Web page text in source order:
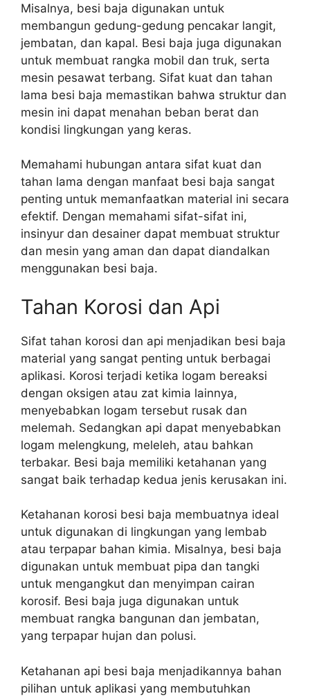
Misalnya, besi baja digunakan untuk
membangun gedung-gedung pencakar langit,
jembatan, dan kapal. Besi baja juga digunakan
untuk membuat rangka mobil dan truk, serta
mesin pesawat terbang. Sifat kuat dan tahan
lama besi baja memastikan bahwa struktur dan
mesin ini dapat menahan beban berat dan
kondisi lingkungan yang keras.
Memahami hubungan antara sifat kuat dan
tahan lama dengan manfaat besi baja sangat
penting untuk memanfaatkan material ini secara
efektif. Dengan memahami sifat-sifat ini,
insinyur dan desainer dapat membuat struktur
dan mesin yang aman dan dapat diandalkan
menggunakan besi baja.
Tahan Korosi dan Api
Sifat tahan korosi dan api menjadikan besi baja
material yang sangat penting untuk berbagai
aplikasi. Korosi terjadi ketika logam bereaksi
dengan oksigen atau zat kimia lainnya,
menyebabkan logam tersebut rusak dan
melemah. Sedangkan api dapat menyebabkan
logam melengkung, meleleh, atau bahkan
terbakar. Besi baja memiliki ketahanan yang
sangat baik terhadap kedua jenis kerusakan ini.
Ketahanan korosi besi baja membuatnya ideal
untuk digunakan di lingkungan yang lembab
atau terpapar bahan kimia. Misalnya, besi baja
digunakan untuk membuat pipa dan tangki
untuk mengangkut dan menyimpan cairan
korosif. Besi baja juga digunakan untuk
membuat rangka bangunan dan jembatan,
yang terpapar hujan dan polusi.
Ketahanan api besi baja menjadikannya bahan
pilihan untuk aplikasi yang membutuhkan